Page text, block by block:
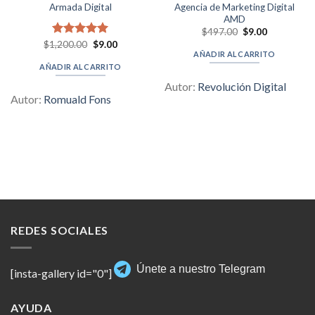
Armada Digital
Valorado en
$1,200.00 Original
was:
$1,200.00.
$9.00Current
is:
$9.00.
AÑADIR AL CARRITO
Autor: Romuald Fons
Agencia de Marketing Digital
AMD
$497.00 Original
was:
$497.00.
$9.00Current
is:
$9.00.
AÑADIR AL CARRITO
Autor: Revolución Digital
REDES SOCIALES
[insta-gallery id="0"] Únete a nuestro Telegram
AYUDA